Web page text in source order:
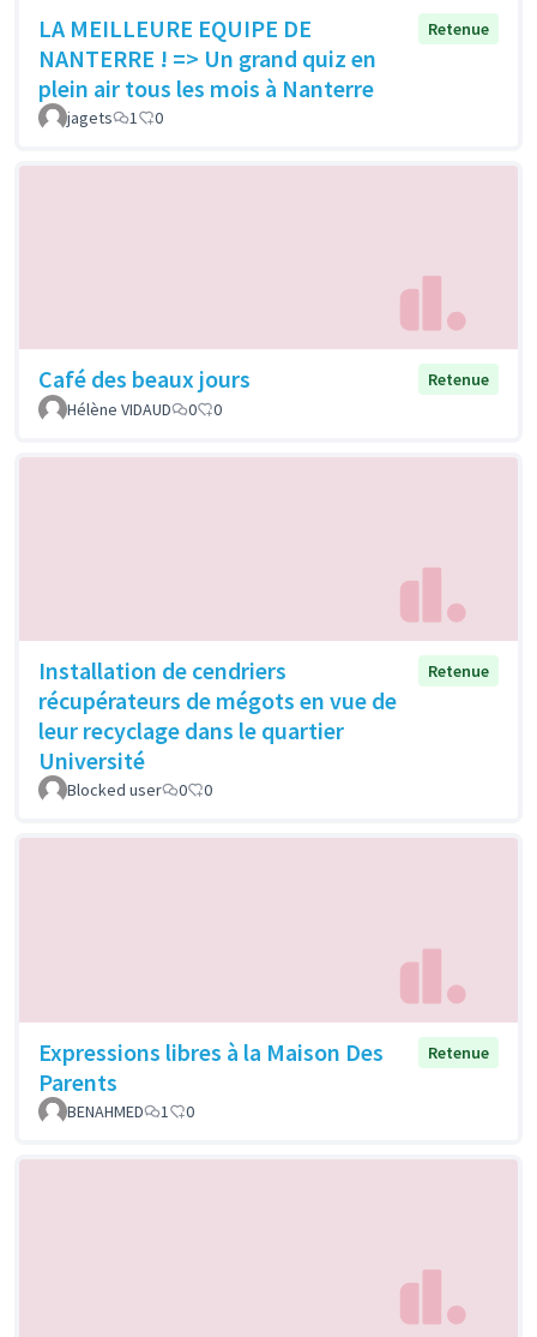
LA MEILLEURE EQUIPE DE
NANTERRE ! => Un grand quiz en
plein air tous les mois à Nanterre
Retenue
jagets 1 0
Café des beaux jours
Retenue
Hélène VIDAUD
0 0
Installation de cendriers
récupérateurs de mégots en vue de
leur recyclage dans le quartier
Université
Retenue
Blocked user 0 0
Expressions libres à la Maison Des
Parents
Retenue
BENAHMED 1 0